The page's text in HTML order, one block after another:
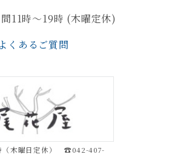
11時〜19時 (木曜定休)
よくあるご質問
（木曜日定休） ☎042-407-